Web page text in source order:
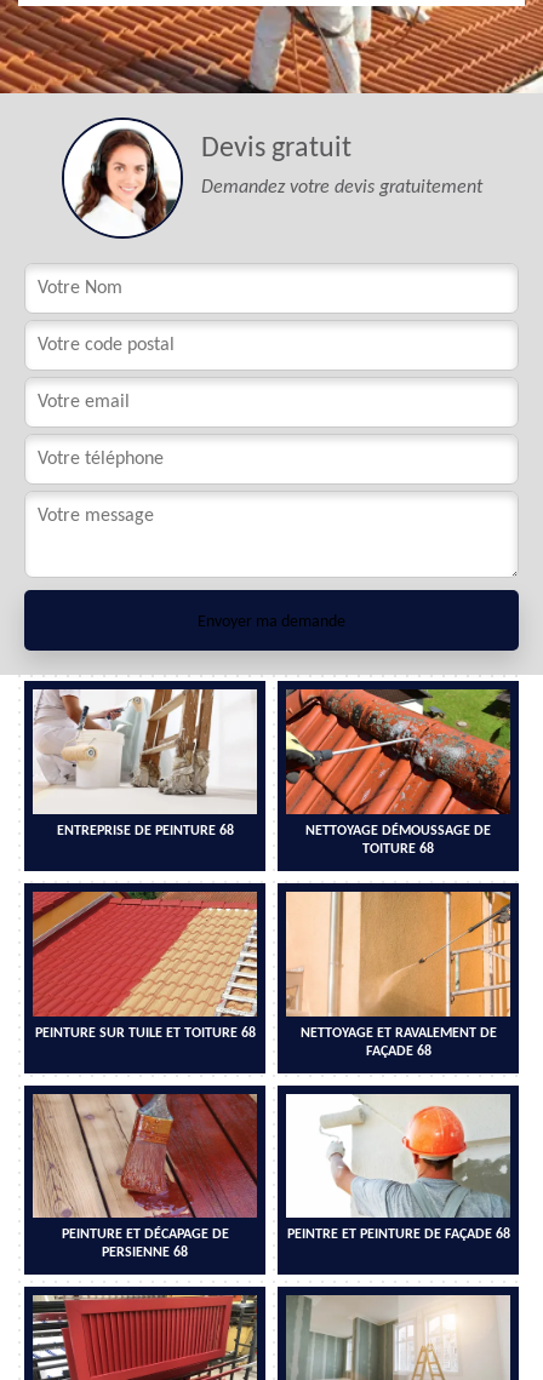
Devis gratuit
Demandez votre devis gratuitement
ENTREPRISE DE PEINTURE 68
NETTOYAGE DÉMOUSSAGE DE
TOITURE 68
PEINTURE SUR TUILE ET TOITURE 68
NETTOYAGE ET RAVALEMENT DE
FAÇADE 68
PEINTURE ET DÉCAPAGE DE
PERSIENNE 68
PEINTRE ET PEINTURE DE FAÇADE 68